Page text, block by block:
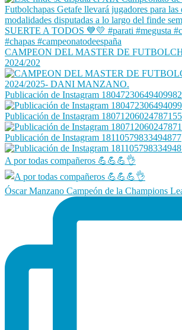
CAMPEON DEL MASTER DE
2024/202
Publicación de Instagram 18047230649409982
Publicación de Instagram 18071206024787155
Publicación de Instagram 18110579833494877
A por todas compañeros 💪💪💪👌
Óscar Manzano Campeón de la Champions